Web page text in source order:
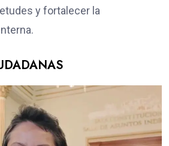
y fortalecer la